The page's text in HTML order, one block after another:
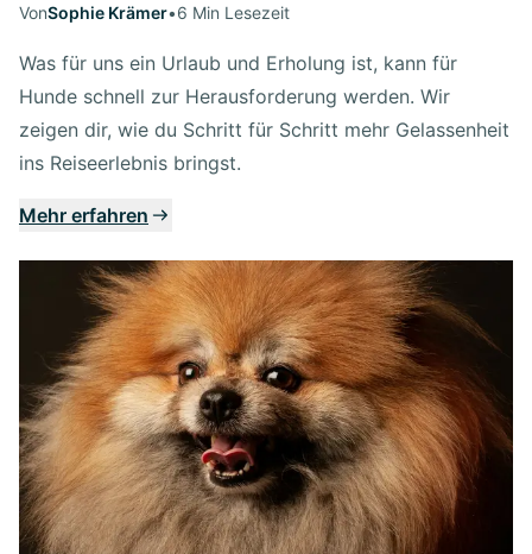
VonSophie Krämer•6 Min Lesezeit
Was für uns ein Urlaub und Erholung ist, kann für
Hunde schnell zur Herausforderung werden. Wir
zeigen dir, wie du Schritt für Schritt mehr Gelassenheit
ins Reiseerlebnis bringst.
Mehr erfahren